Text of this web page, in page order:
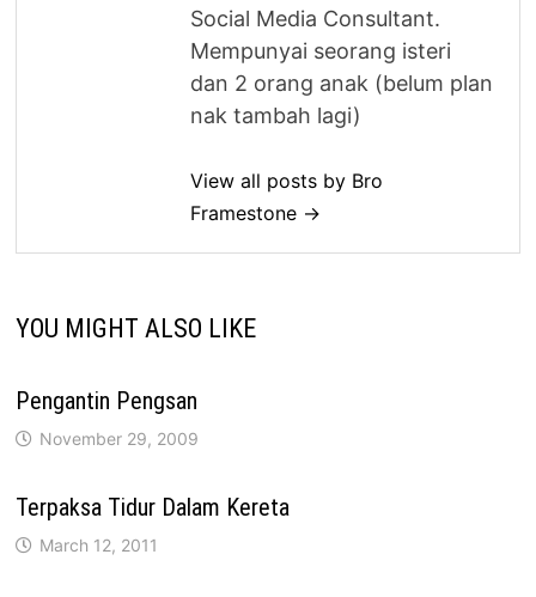
Social Media Consultant.
Mempunyai seorang isteri
dan 2 orang anak (belum plan
nak tambah lagi)
View all posts by Bro
Framestone →
YOU MIGHT ALSO LIKE
Pengantin Pengsan
November 29, 2009
Terpaksa Tidur Dalam Kereta
March 12, 2011